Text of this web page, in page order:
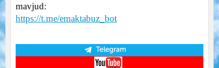
mavjud:
https://t.me/emaktabuz_bot